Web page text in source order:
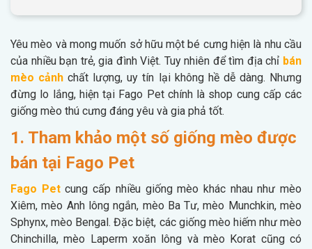
Yêu mèo và mong muốn sở hữu một bé cưng hiện là nhu cầu
của nhiều bạn trẻ, gia đình Việt. Tuy nhiên để tìm địa chỉ bán
mèo cảnh chất lượng, uy tín lại không hề dễ dàng. Nhưng
đừng lo lắng, hiện tại Fago Pet chính là shop cung cấp các
giống mèo thú cưng đáng yêu và gia phả tốt.
1. Tham khảo một số giống mèo được
bán tại Fago Pet
Fago Petcung cấp nhiều giống mèo khác nhau như mèo
Xiêm, mèo Anh lông ngắn, mèo Ba Tư, mèo Munchkin, mèo
Sphynx, mèo Bengal. Đặc biệt, các giống mèo hiếm như mèo
Chinchilla, mèo Laperm xoăn lông và mèo Korat cũng có